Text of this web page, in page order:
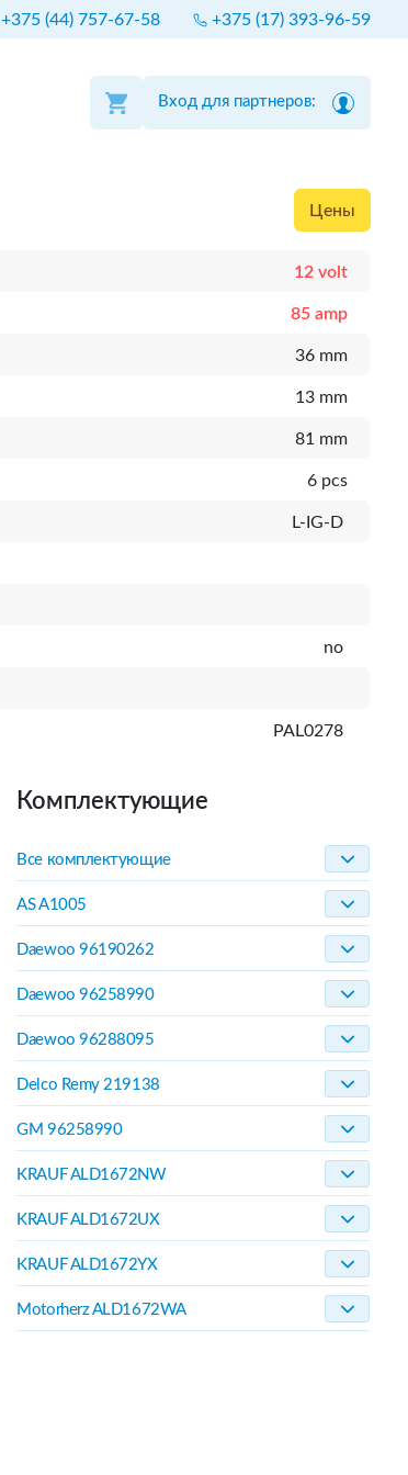
+375 (44) 757-67-58 +375 (17) 393-96-59
Вход для партнеров:
Цены
12 volt
85 amp
36 mm
13 mm
81 mm
6 pcs
L-IG-D
no
PAL0278
Комплектующие
Все комплектующие
AS A1005
Daewoo 96190262
Daewoo 96258990
Daewoo 96288095
Delco Remy 219138
GM 96258990
KRAUF ALD1672NW
KRAUF ALD1672UX
KRAUF ALD1672YX
Motorherz ALD1672WA